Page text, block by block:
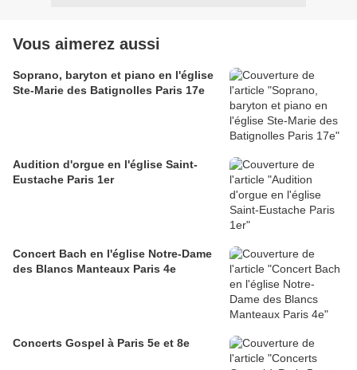
Vous aimerez aussi
Soprano, baryton et piano en l'église
Ste-Marie des Batignolles Paris 17e
Audition d'orgue en l'église Saint-
Eustache Paris 1er
Concert Bach en l'église Notre-Dame
des Blancs Manteaux Paris 4e
Concerts Gospel à Paris 5e et 8e